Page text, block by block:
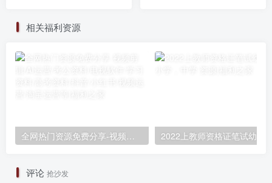
相关福利资源
全网热门资源免费分享-视频剪辑/AI运营/考公资料/电视软件/学习资料/高考资料/抖音/小红书/视频运营/淘宝运营等
评论 抢沙发